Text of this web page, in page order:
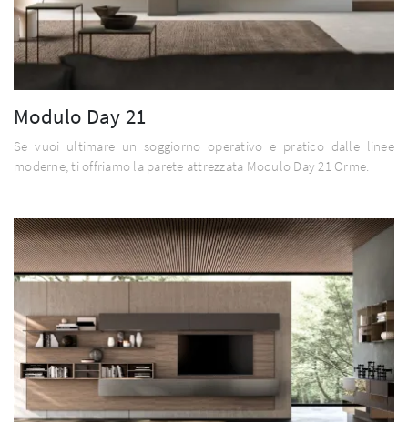
Modulo Day 21
Se vuoi ultimare un soggiorno operativo e pratico dalle linee
moderne, ti offriamo la parete attrezzata Modulo Day 21 Orme.